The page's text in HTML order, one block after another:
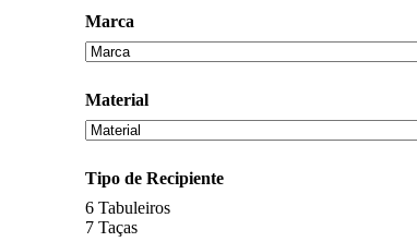
Marca
Material
Tipo de Recipiente
6 Tabuleiros
7 Taças